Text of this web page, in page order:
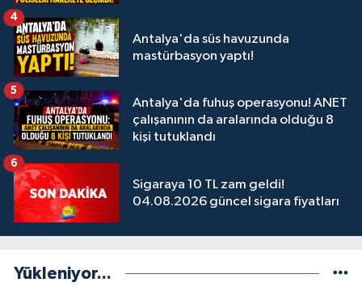
Antalya'da süs havuzunda
mastürbasyon yaptı!
4
Antalya'da fuhuş operasyonu! ANET
çalışanının da aralarında olduğu 8
kişi tutuklandı
5
Sigaraya 10 TL zam geldi!
04.08.2026 güncel sigara fiyatları
6
Yükleniyor...